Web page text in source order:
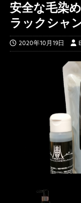
安全な毛染
ラックシャ
2020年10月19日